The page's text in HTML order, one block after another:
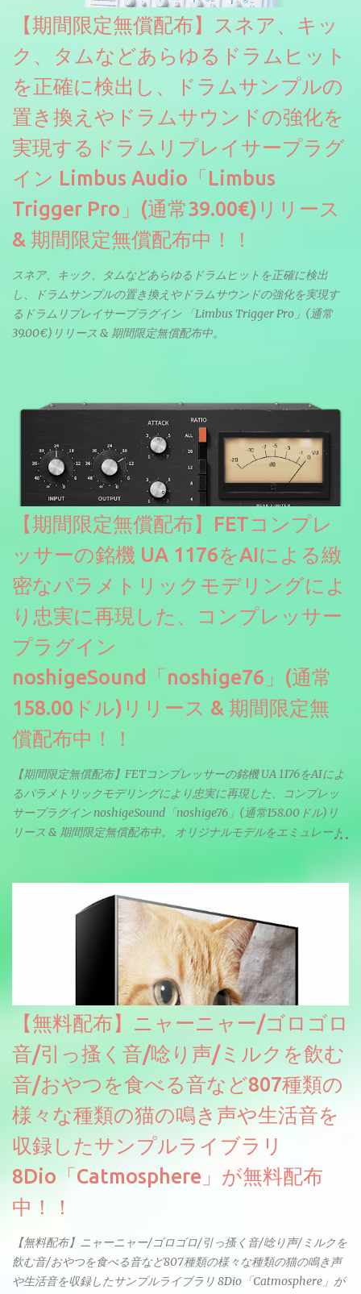
複数のベロシティレイヤーにわたって録音し、各レイヤーを整形
することで、弱く演奏した場合と強く演奏した場合で、全く異な
る音色が得られます。単に音量を変えただけの同じ音ではありま
せん。
【期間限定無償配布】スネア、キッ
ク、タムなどあらゆるドラムヒット
を正確に検出し、ドラムサンプルの
置き換えやドラムサウンドの強化を
実現するドラムリプレイサープラグ
イン Limbus Audio「Limbus
Trigger Pro」(通常39.00€)リリース
& 期間限定無償配布中！！
スネア、キック、タムなどあらゆるドラムヒットを正確に検出
し、ドラムサンプルの置き換えやドラムサウンドの強化を実現す
るドラムリプレイサープラグイン 「Limbus Trigger Pro」(通常
39.00€)リリース & 期間限定無償配布中。
【期間限定無償配布】FETコンプレ
ッサーの銘機 UA 1176をAIによる緻
密なパラメトリックモデリングによ
り忠実に再現した、コンプレッサー
プラグイン
noshigeSound「noshige76」(通常
158.00ドル)リリース & 期間限定無
償配布中！！
【期間限定無償配布】FETコンプレッサーの銘機 UA 1176をAIによ
るパラメトリックモデリングにより忠実に再現した、コンプレッ
サープラグイン noshigeSound「noshige76」(通常158.00ドル)リ
リース & 期間限定無償配布中。 オリジナルモデルをエミュレート
【無料配布】ニャーニャー/ゴロゴロ
音/引っ搔く音/唸り声/ミルクを飲む
音/おやつを食べる音など807種類の
様々な種類の猫の鳴き声や生活音を
収録したサンプルライブラリ
8Dio「Catmosphere」が無料配布
中！！
【無料配布】ニャーニャー/ゴロゴロ/引っ搔く音/唸り声/ミルクを
飲む音/おやつを食べる音など807種類の様々な種類の猫の鳴き声
や生活音を収録したサンプルライブラリ 8Dio「Catmosphere」が